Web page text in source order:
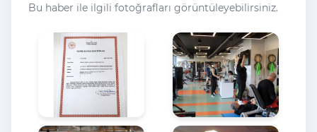
Bu haber ile ilgili fotoğrafları görüntüleyebilirsiniz.